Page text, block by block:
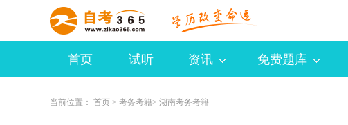
首页 试听 资讯 免费题库
当前位置： 首页 > 考务考籍> 湖南考务考籍